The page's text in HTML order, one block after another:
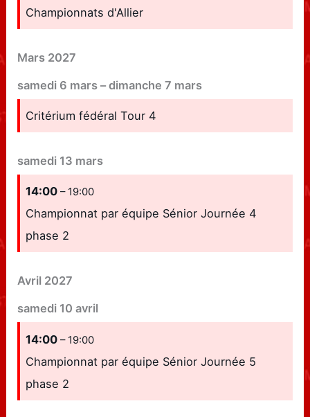
Championnats d'Allier
Mars 2027
samedi 6 mars –dimanche 7 mars
Critérium fédéral Tour 4
samedi 13 mars
14:00– 19:00
Championnat par équipe Sénior Journée 4
phase 2
Avril 2027
samedi 10 avril
14:00– 19:00
Championnat par équipe Sénior Journée 5
phase 2